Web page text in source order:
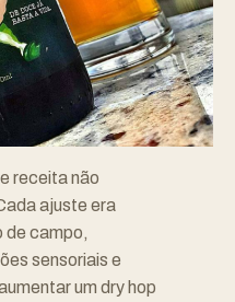
receita não
ajuste era
de campo,
sensoriais e
um dry hop